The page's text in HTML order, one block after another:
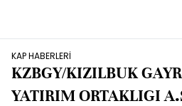
KAP HABERLERİ
KZBGY/KIZILBUK
YATIRIM ORTAKLIGI